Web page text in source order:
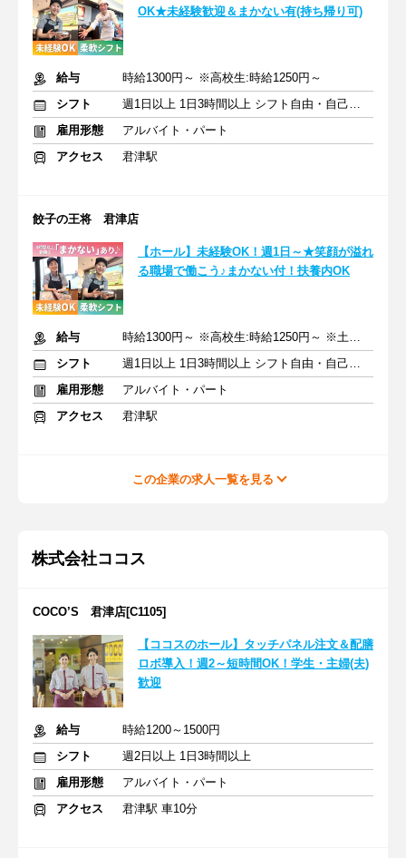
OK★未経験歓迎＆まかない有(持ち帰り可)
給与
時給1300円～ ※高校生:時給1250円～
シフト
週1日以上 1日3時間以上 シフト自由・自己申告
雇用形態
アルバイト・パート
アクセス
君津駅
餃子の王将 君津店
【ホール】未経験OK！週1日～★笑顔が溢れ
る職場で働こう♪まかない付！扶養内OK
給与
時給1300円～ ※高校生:時給1250円～ ※土日祝+50円
シフト
週1日以上 1日3時間以上 シフト自由・自己申告
雇用形態
アルバイト・パート
アクセス
君津駅
この企業の求人一覧を見る
株式会社ココス
COCO’S 君津店[C1105]
【ココスのホール】タッチパネル注文＆配膳
ロボ導入！週2～短時間OK！学生・主婦(夫)
歓迎
給与
時給1200～1500円
シフト
週2日以上 1日3時間以上
雇用形態
アルバイト・パート
アクセス
君津駅 車10分